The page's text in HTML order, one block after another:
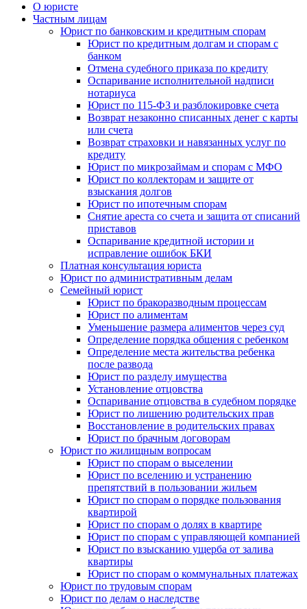
О юристе
Частным лицам
Юрист по банковским и кредитным спорам
Юрист по кредитным долгам и спорам с
банком
Отмена судебного приказа по кредиту
Оспаривание исполнительной надписи
нотариуса
Юрист по 115-ФЗ и разблокировке счета
Возврат незаконно списанных денег с карты
или счета
Возврат страховки и навязанных услуг по
кредиту
Юрист по микрозаймам и спорам с МФО
Юрист по коллекторам и защите от
взыскания долгов
Юрист по ипотечным спорам
Снятие ареста со счета и защита от списаний
приставов
Оспаривание кредитной истории и
исправление ошибок БКИ
Платная консультация юриста
Юрист по административным делам
Семейный юрист
Юрист по бракоразводным процессам
Юрист по алиментам
Уменьшение размера алиментов через суд
Определение порядка общения с ребенком
Определение места жительства ребенка
после развода
Юрист по разделу имущества
Установление отцовства
Оспаривание отцовства в судебном порядке
Юрист по лишению родительских прав
Восстановление в родительских правах
Юрист по брачным договорам
Юрист по жилищным вопросам
Юрист по спорам о выселении
Юрист по вселению и устранению
препятствий в пользовании жильем
Юрист по спорам о порядке пользования
квартирой
Юрист по спорам о долях в квартире
Юрист по спорам с управляющей компанией
Юрист по взысканию ущерба от залива
квартиры
Юрист по спорам о коммунальных платежах
Юрист по трудовым спорам
Юрист по делам о наследстве